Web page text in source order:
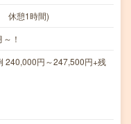
休憩1時間)
！
円～247,500円+残